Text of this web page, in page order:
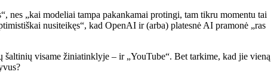
nes „kai modeliai tampa pakankamai protingi, tam tikru momentu tai
nusiteikęs“, kad OpenAI ir (arba) platesnė AI pramonė „ras
visame žiniatinklyje – ir „YouTube“. Bet tarkime, kad jie vieną